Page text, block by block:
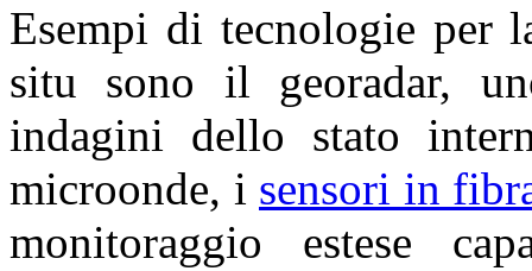
Esempi di tecnologie per
situ sono il georadar,
indagini dello stato
microonde, i sensori in
monitoraggio estese